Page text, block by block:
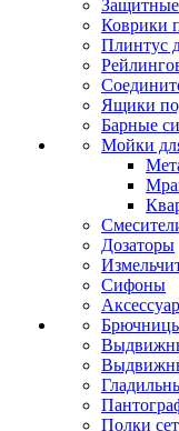
Коврики
Плинтус
Ящики
Барные
Мойки
Дозаторы
Сифоны
Полки